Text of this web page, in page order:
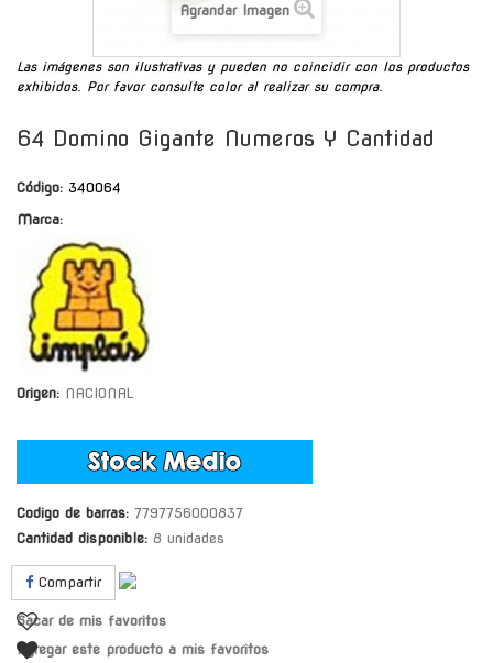
Agrandar Imagen
Las imágenes son ilustrativas y pueden no coincidir con los productos
exhibidos. Por favor consulte color al realizar su compra.
64 Domino Gigante Numeros Y Cantidad
Código: 340064
Marca:
Origen: NACIONAL
Codigo de barras: 7797756000837
Cantidad disponible: 8 unidades
Compartir
Sacar de mis favoritos
Agregar este producto a mis favoritos